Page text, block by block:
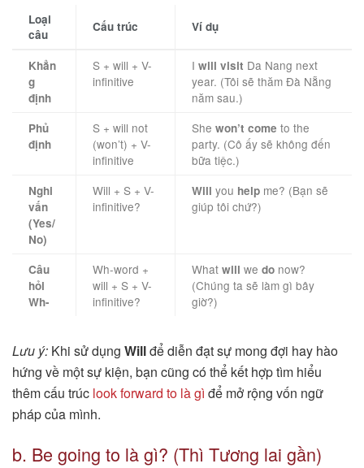
Loại
câu
Cấu trúc Ví dụ
Khẳn
g
định
S + will + V-
infinitive
I will visit Da Nang next
year. (Tôi sẽ thăm Đà Nẵng
năm sau.)
Phủ
định
S + will not
(won’t) + V-
infinitive
She won’t come to the
party. (Cô ấy sẽ không đến
bữa tiệc.)
Nghi
vấn
(Yes/
No)
Will + S + V-
infinitive?
Will you help me? (Bạn sẽ
giúp tôi chứ?)
Câu
hỏi
Wh-
Wh-word +
will + S + V-
infinitive?
What will we do now?
(Chúng ta sẽ làm gì bây
giờ?)
Lưu ý: Khi sử dụng Willđể diễn đạt sự mong đợi hay hào
hứng về một sự kiện, bạn cũng có thể kết hợp tìm hiểu
thêm cấu trúc look forward to là gì để mở rộng vốn ngữ
pháp của mình.
b. Be going to là gì? (Thì Tương lai gần)